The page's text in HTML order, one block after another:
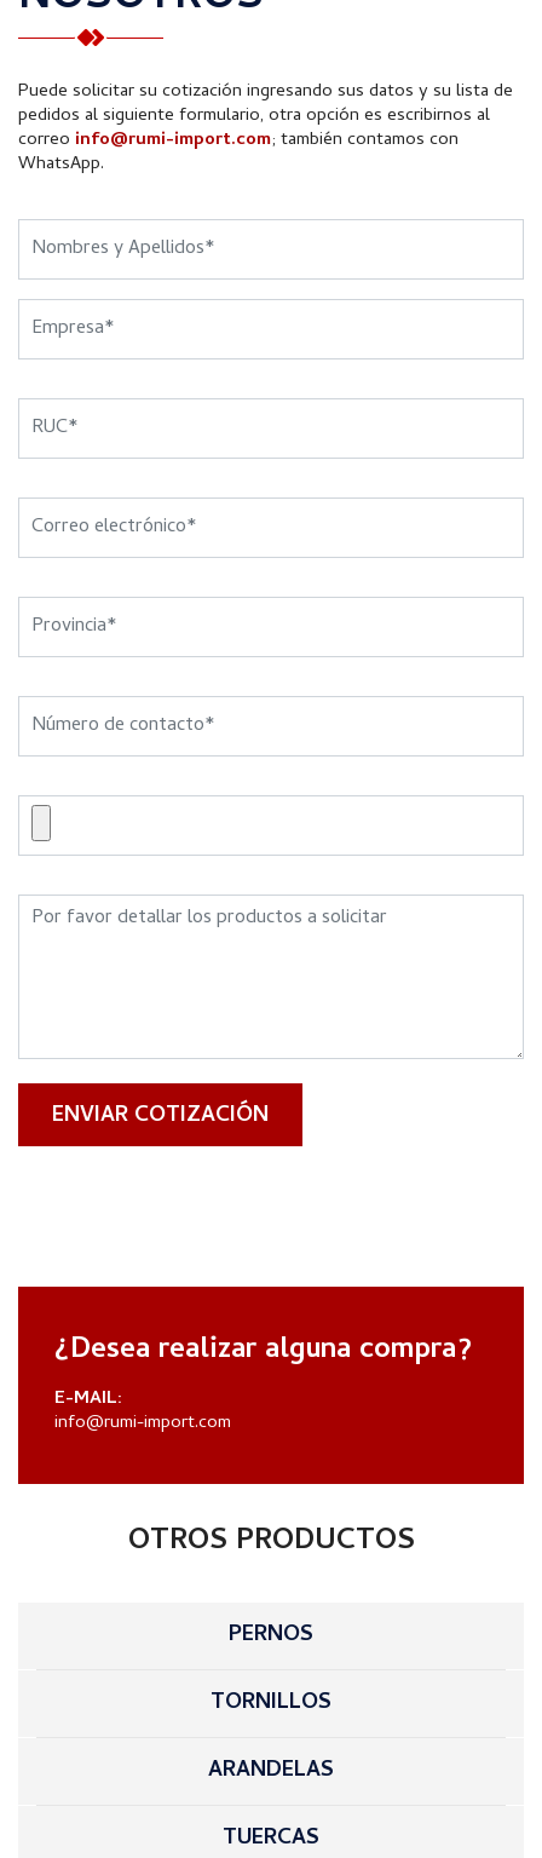
Puede solicitar su cotización ingresando sus datos y su lista de
pedidos al siguiente formulario, otra opción es escribirnos al
correo info@rumi-import.com; también contamos con
WhatsApp.
ENVIAR COTIZACIÓN
¿Desea realizar alguna compra?
E-MAIL:
info@rumi-import.com
OTROS PRODUCTOS
PERNOS
TORNILLOS
ARANDELAS
TUERCAS